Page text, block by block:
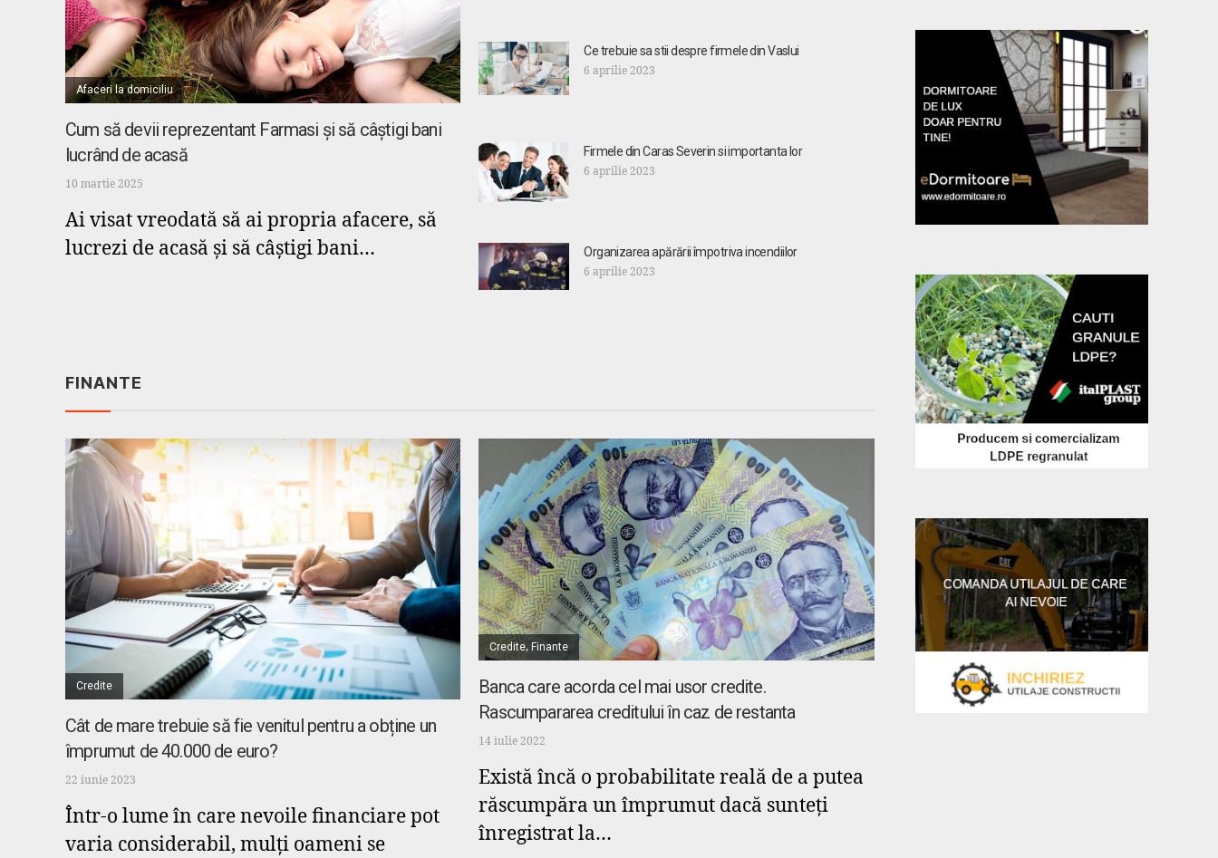
Afaceri la domiciliu
Cum să devii reprezentant Farmasi și să câștigi bani
lucrând de acasă
10 martie 2025
Ai visat vreodată să ai propria afacere, să
lucrezi de acasă și să câștigi bani…
Ce trebuie sa stii despre firmele din Vaslui
6 aprilie 2023
Firmele din Caras Severin si importanta lor
6 aprilie 2023
Organizarea apărării împotriva incendiilor
6 aprilie 2023
FINANTE
Credite
Cât de mare trebuie să fie venitul pentru a obține un
împrumut de 40.000 de euro?
22 iunie 2023
Într-o lume în care nevoile financiare pot
varia considerabil, mulți oameni se
Credite,Finante
Banca care acorda cel mai usor credite.
Rascumpararea creditului în caz de restanta
14 iulie 2022
Există încă o probabilitate reală de a putea
răscumpăra un împrumut dacă sunteți
înregistrat la…